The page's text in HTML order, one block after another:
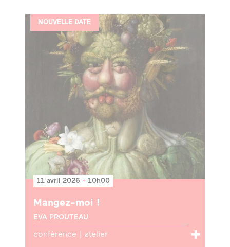
NOUVELLE DATE
11 avril 2026 - 10h00
Mangez-moi !
EVA PROUTEAU
conférence | atelier